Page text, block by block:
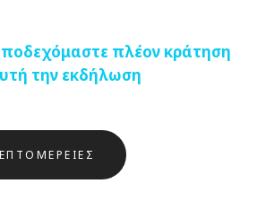
πλέον κράτηση
την εκδήλωση